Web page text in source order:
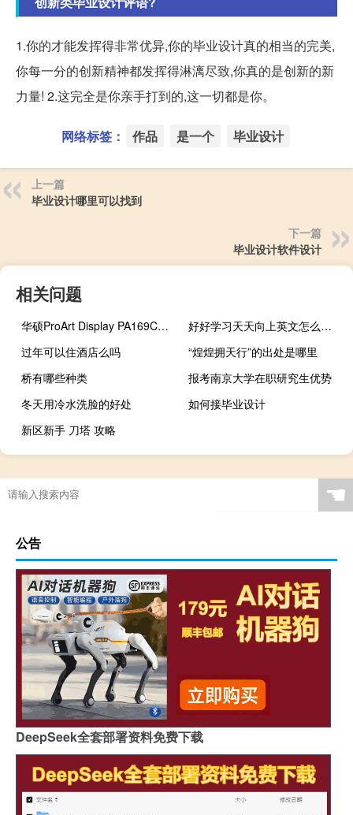
1.你的才能发挥得非常优异,你的毕业设计真的相当的完美,
你每一分的创新精神都发挥得淋漓尽致,你真的是创新的新
力量! 2.这完全是你亲手打到的,这一切都是你。
网络标签： 作品 是一个 毕业设计
上一篇
毕业设计哪里可以找到
下一篇
毕业设计软件设计
相关问题
华硕ProArt Display PA169CDV适合创作者的便携式4K触摸显示器
好好学习天天向上英文怎么说（好好播）
过年可以住酒店么吗
“煌煌拥天行”的出处是哪里
桥有哪些种类
报考南京大学在职研究生优势
冬天用冷水洗脸的好处
如何接毕业设计
新区新手 刀塔 攻略
☚
公告
DeepSeek全套部署资料免费下载